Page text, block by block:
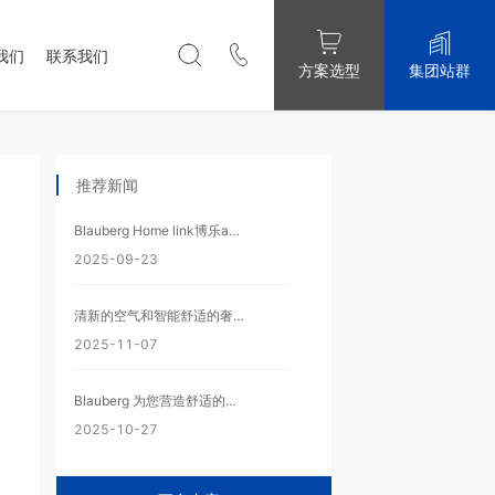
们 联系我们
方案选型 集团站群
推荐新闻
Blauberg Home link博乐app安装包下载
2025-09-23
清新的空气和智能舒适的奢华生活在希腊
2025-11-07
Blauberg 为您营造舒适的学习环境
2025-10-27